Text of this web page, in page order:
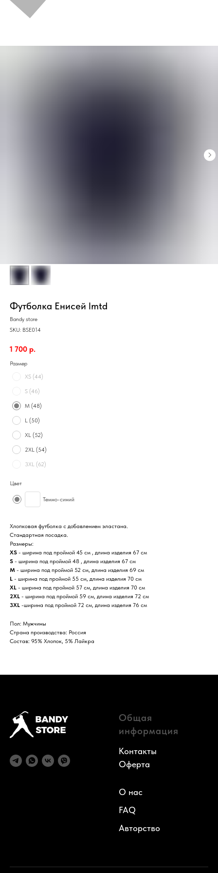
Футболка Енисей lmtd
Bandy store
SKU: BSE014
1 700 р.
Размер
XS (44)
S (46)
M (48)
L (50)
XL (52)
2XL (54)
3XL (62)
Цвет
Темно-синий
Хлопковая футболка с добавлением эластана.
Стандартная посадка.
Размеры:
XS - ширина под проймой 45 см , длина изделия 67 см
S - ширина под проймой 48 , длина изделия 67 см
M - ширина под проймой 52 см, длина изделия 69 см
L - ширина под проймой 55 см, длина изделия 70 см
XL - ширина под проймой 57 см, длина изделия 70 см
2XL - ширина под проймой 59 см, длина изделия 72 см
3XL -ширина под проймой 72 см, длина изделия 76 см
Пол: Мужчины
Страна производства: Россия
Состав: 95% Хлопок, 5% Лайкра
Общая
информация
Контакты
Оферта
О нас
FAQ
Авторство